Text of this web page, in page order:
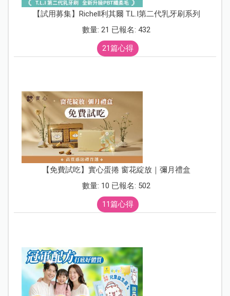
【試用募集】Richell利其爾 T.L.I第二代乳牙刷系列
數量: 21 已報名: 432
21篇心得
【免費試吃】實心蛋捲 窗花綻放｜彌月禮盒
數量: 10 已報名: 502
11篇心得